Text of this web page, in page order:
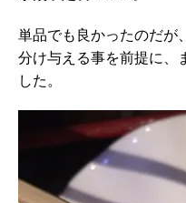
単品でも良かったのだが
分け与える事を前提に、
した。